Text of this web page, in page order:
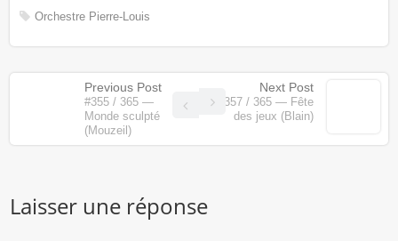
Orchestre Pierre-Louis
Previous Post
#355 / 365 —
Monde sculpté
(Mouzeil)
Next Post
#357 / 365 — Fête
des jeux (Blain)
Laisser une réponse